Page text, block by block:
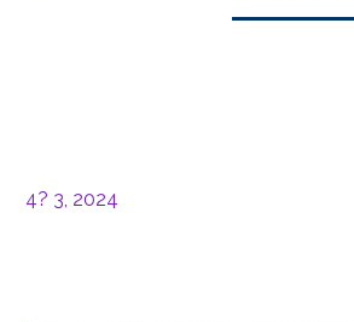
4? 3, 2024